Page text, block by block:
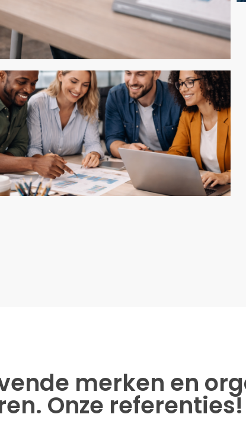
merken en
Onze referenties!